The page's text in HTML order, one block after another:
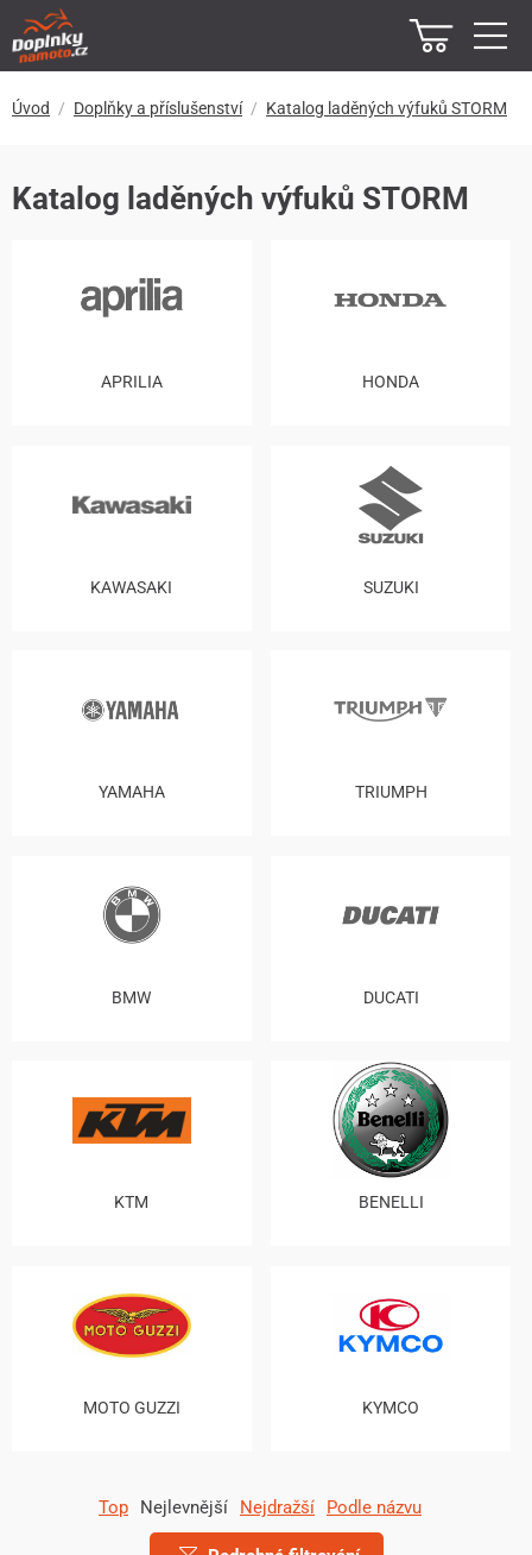
Úvod Doplňky a příslušenství Katalog laděných výfuků STORM
Katalog laděných výfuků STORM
APRILIA HONDA
KAWASAKI SUZUKI
YAMAHA TRIUMPH
BMW DUCATI
KTM BENELLI
MOTO GUZZI KYMCO
Top Nejlevnější Nejdražší Podle názvu